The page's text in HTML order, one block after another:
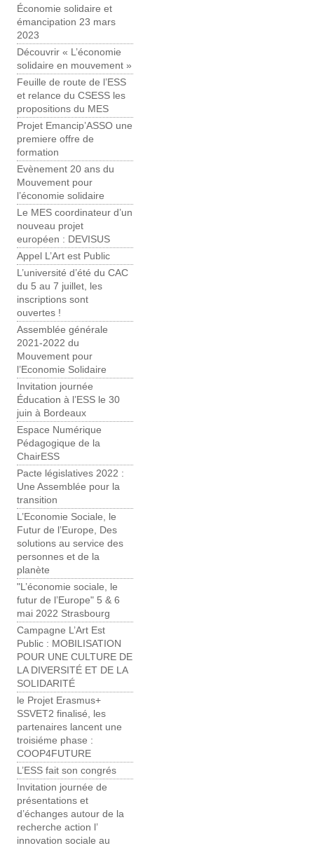
Économie solidaire et
émancipation 23 mars
2023
Découvrir « L’économie
solidaire en mouvement »
Feuille de route de l’ESS
et relance du CSESS les
propositions du MES
Projet Emancip’ASSO une
premiere offre de
formation
Evènement 20 ans du
Mouvement pour
l’économie solidaire
Le MES coordinateur d’un
nouveau projet
européen : DEVISUS
Appel L’Art est Public
L’université d’été du CAC
du 5 au 7 juillet, les
inscriptions sont
ouvertes !
Assemblée générale
2021-2022 du
Mouvement pour
l’Economie Solidaire
Invitation journée
Éducation à l’ESS le 30
juin à Bordeaux
Espace Numérique
Pédagogique de la
ChairESS
Pacte législatives 2022 :
Une Assemblée pour la
transition
L’Economie Sociale, le
Futur de l’Europe, Des
solutions au service des
personnes et de la
planète
"L’économie sociale, le
futur de l’Europe" 5 & 6
mai 2022 Strasbourg
Campagne L’Art Est
Public : MOBILISATION
POUR UNE CULTURE ​DE
LA DIVERSITÉ ET DE LA
SOLIDARITÉ
le Projet Erasmus+
SSVET2 finalisé, les
partenaires lancent une
troisiéme phase :
COOP4FUTURE
L’ESS fait son congrés
Invitation journée de
présentations et
d’échanges autour de la
recherche action l’
innovation sociale au